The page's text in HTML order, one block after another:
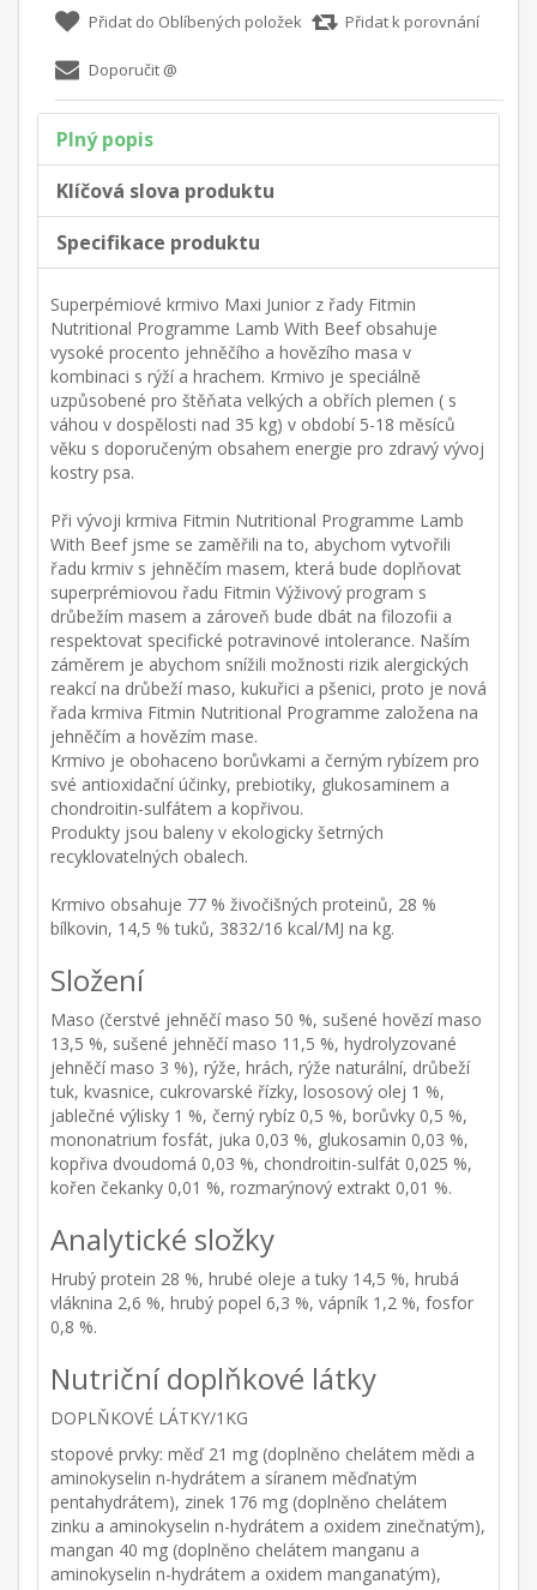
Plný popis
Klíčová slova produktu
Specifikace produktu
Superpémiové krmivo Maxi Junior z řady Fitmin
Nutritional Programme Lamb With Beef obsahuje
vysoké procento jehněčího a hovězího masa v
kombinaci s rýží a hrachem. Krmivo je speciálně
uzpůsobené pro štěňata velkých a obřích plemen ( s
váhou v dospělosti nad 35 kg) v období 5-18 měsíců
věku s doporučeným obsahem energie pro zdravý vývoj
kostry psa.
Při vývoji krmiva Fitmin Nutritional Programme Lamb
With Beef jsme se zaměřili na to, abychom vytvořili
řadu krmiv s jehněčím masem, která bude doplňovat
superprémiovou řadu Fitmin Výživový program s
drůbežím masem a zároveň bude dbát na filozofii a
respektovat specifické potravinové intolerance. Naším
záměrem je abychom snížili možnosti rizik alergických
reakcí na drůbeží maso, kukuřici a pšenici, proto je nová
řada krmiva Fitmin Nutritional Programme založena na
jehněčím a hovězím mase.
Krmivo je obohaceno borůvkami a černým rybízem pro
své antioxidační účinky, prebiotiky, glukosaminem a
chondroitin-sulfátem a kopřivou.
Produkty jsou baleny v ekologicky šetrných
recyklovatelných obalech.
Krmivo obsahuje 77 % živočišných proteinů, 28 %
bílkovin, 14,5 % tuků, 3832/16 kcal/MJ na kg.
Složení
Maso (čerstvé jehněčí maso 50 %, sušené hovězí maso
13,5 %, sušené jehněčí maso 11,5 %, hydrolyzované
jehněčí maso 3 %), rýže, hrách, rýže naturální, drůbeží
tuk, kvasnice, cukrovarské řízky, lososový olej 1 %,
jablečné výlisky 1 %, černý rybíz 0,5 %, borůvky 0,5 %,
mononatrium fosfát, juka 0,03 %, glukosamin 0,03 %,
kopřiva dvoudomá 0,03 %, chondroitin-sulfát 0,025 %,
kořen čekanky 0,01 %, rozmarýnový extrakt 0,01 %.
Analytické složky
Hrubý protein 28 %, hrubé oleje a tuky 14,5 %, hrubá
vláknina 2,6 %, hrubý popel 6,3 %, vápník 1,2 %, fosfor
0,8 %.
Nutriční doplňkové látky
DOPLŇKOVÉ LÁTKY/1KG
stopové prvky: měď 21 mg (doplněno chelátem mědi a
aminokyselin n-hydrátem a síranem měďnatým
pentahydrátem), zinek 176 mg (doplněno chelátem
zinku a aminokyselin n-hydrátem a oxidem zinečnatým),
mangan 40 mg (doplněno chelátem manganu a
aminokyselin n-hydrátem a oxidem manganatým),